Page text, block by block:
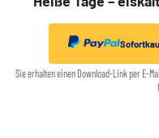
Sie erhalten einen Download-Link per E-